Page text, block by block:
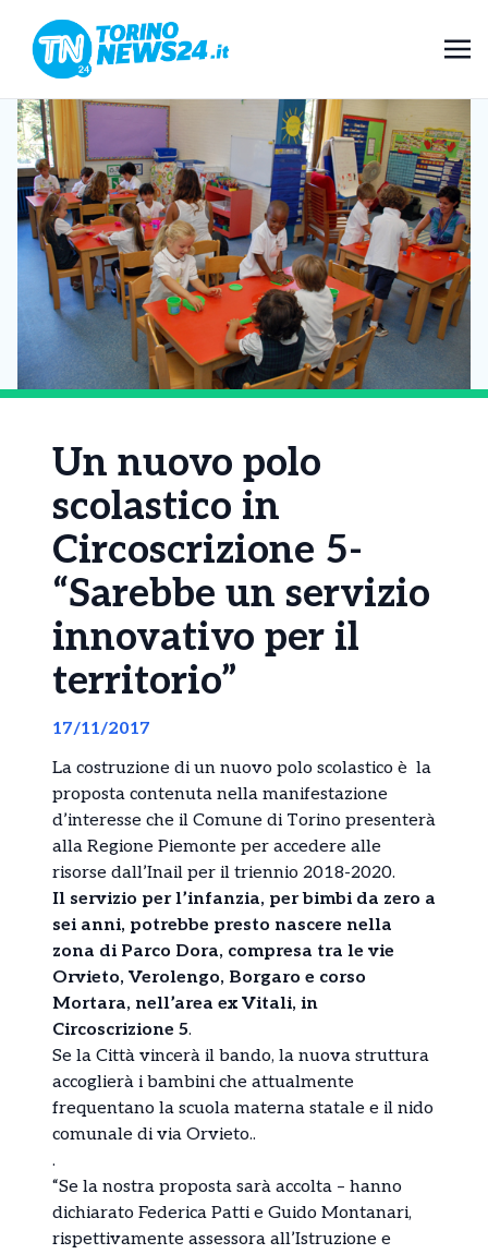
Un nuovo polo
scolastico in
Circoscrizione 5-
“Sarebbe un servizio
innovativo per il
territorio”
17/11/2017
La costruzione di un nuovo polo scolastico è la
proposta contenuta nella manifestazione
d’interesse che il Comune di Torino presenterà
alla Regione Piemonte per accedere alle
risorse dall’Inail per il triennio 2018-2020.
Il servizio per l’infanzia, per bimbi da zero a
sei anni, potrebbe presto nascere nella
zona di Parco Dora, compresa tra le vie
Orvieto, Verolengo, Borgaro e corso
Mortara, nell’area ex Vitali, in
Circoscrizione 5.
Se la Città vincerà il bando, la nuova struttura
accoglierà i bambini che attualmente
frequentano la scuola materna statale e il nido
comunale di via Orvieto..
.
“Se la nostra proposta sarà accolta – hanno
dichiarato Federica Patti e Guido Montanari,
rispettivamente assessora all’Istruzione e